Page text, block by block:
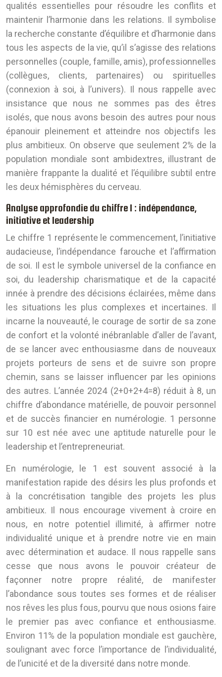
qualités essentielles pour résoudre les conflits et
maintenir l’harmonie dans les relations. Il symbolise
la recherche constante d’équilibre et d’harmonie dans
tous les aspects de la vie, qu’il s’agisse des relations
personnelles (couple, famille, amis), professionnelles
(collègues, clients, partenaires) ou spirituelles
(connexion à soi, à l’univers). Il nous rappelle avec
insistance que nous ne sommes pas des êtres
isolés, que nous avons besoin des autres pour nous
épanouir pleinement et atteindre nos objectifs les
plus ambitieux. On observe que seulement 2% de la
population mondiale sont ambidextres, illustrant de
manière frappante la dualité et l’équilibre subtil entre
les deux hémisphères du cerveau.
Analyse approfondie du chiffre 1 : indépendance,
initiative et leadership
Le chiffre 1 représente le commencement, l’initiative
audacieuse, l’indépendance farouche et l’affirmation
de soi. Il est le symbole universel de la confiance en
soi, du leadership charismatique et de la capacité
innée à prendre des décisions éclairées, même dans
les situations les plus complexes et incertaines. Il
incarne la nouveauté, le courage de sortir de sa zone
de confort et la volonté inébranlable d’aller de l’avant,
de se lancer avec enthousiasme dans de nouveaux
projets porteurs de sens et de suivre son propre
chemin, sans se laisser influencer par les opinions
des autres. L’année 2024 (2+0+2+4=8) réduit à 8, un
chiffre d’abondance matérielle, de pouvoir personnel
et de succès financier en numérologie. 1 personne
sur 10 est née avec une aptitude naturelle pour le
leadership et l’entrepreneuriat.
En numérologie, le 1 est souvent associé à la
manifestation rapide des désirs les plus profonds et
à la concrétisation tangible des projets les plus
ambitieux. Il nous encourage vivement à croire en
nous, en notre potentiel illimité, à affirmer notre
individualité unique et à prendre notre vie en main
avec détermination et audace. Il nous rappelle sans
cesse que nous avons le pouvoir créateur de
façonner notre propre réalité, de manifester
l’abondance sous toutes ses formes et de réaliser
nos rêves les plus fous, pourvu que nous osions faire
le premier pas avec confiance et enthousiasme.
Environ 11% de la population mondiale est gauchère,
soulignant avec force l’importance de l’individualité,
de l’unicité et de la diversité dans notre monde.